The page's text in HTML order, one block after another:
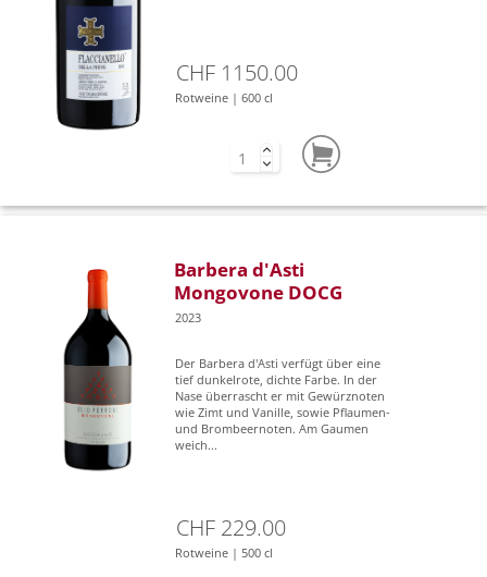
CHF 1150.00
Rotweine | 600 cl
Barbera d'Asti
Mongovone DOCG
2023
Der Barbera d'Asti verfügt über eine
tief dunkelrote, dichte Farbe. In der
Nase überrascht er mit Gewürznoten
wie Zimt und Vanille, sowie Pflaumen-
und Brombeernoten. Am Gaumen
weich...
CHF 229.00
Rotweine | 500 cl